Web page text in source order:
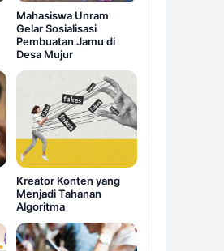
Mahasiswa Unram
Gelar Sosialisasi
Pembuatan Jamu di
Desa Mujur
Kreator Konten yang
Menjadi Tahanan
Algoritma